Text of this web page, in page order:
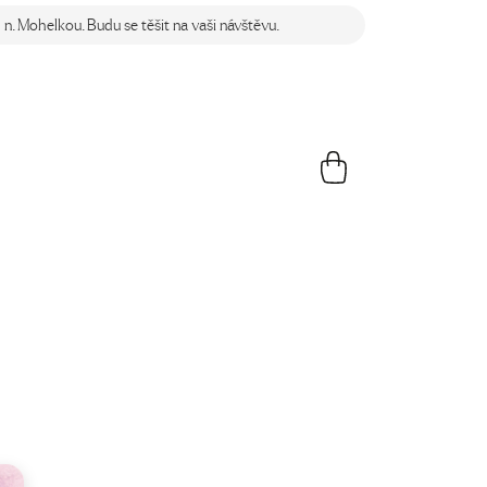
Mohelkou. Budu se těšit na vaši návštěvu.